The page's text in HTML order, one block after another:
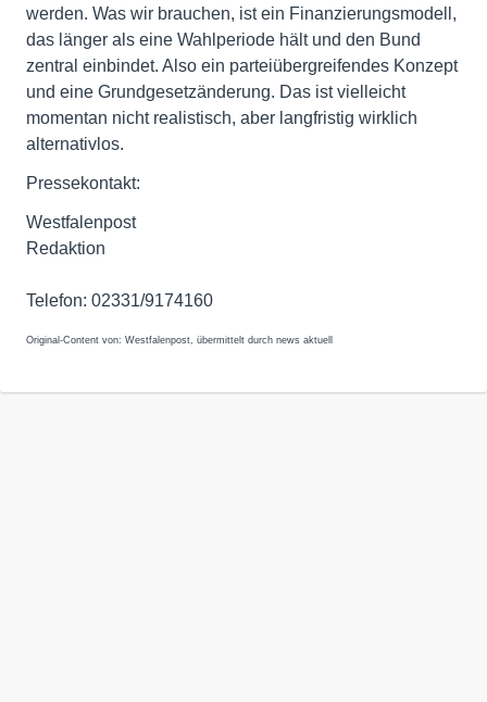
werden. Was wir brauchen, ist ein Finanzierungsmodell,
das länger als eine Wahlperiode hält und den Bund
zentral einbindet. Also ein parteiübergreifendes Konzept
und eine Grundgesetzänderung. Das ist vielleicht
momentan nicht realistisch, aber langfristig wirklich
alternativlos.
Pressekontakt:
Westfalenpost
Redaktion
Telefon: 02331/9174160
Original-Content von: Westfalenpost, übermittelt durch news aktuell